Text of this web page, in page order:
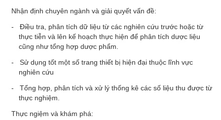
Nhận định chuyên ngành và giải quyết vấn đề:
- Điều tra, phân tích dữ liệu từ các nghiên cứu trước hoặc từ
thực tiễn và lên kế hoạch thực hiện để phân tích dược liệu
cũng như tổng hợp dược phẩm.
- Sử dụng tốt một số trang thiết bị hiện đại thuộc lĩnh vực
nghiên cứu
- Tổng hợp, phân tích và xử lý thống kê các số liệu thu được từ
thực nghiệm.
Thực ngiệm và khám phá: